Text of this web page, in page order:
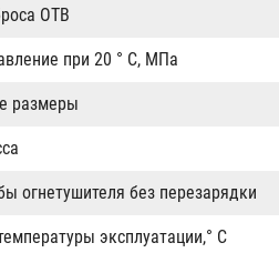
ОТВ
при 20 ° С, МПа
размеры
огнетушителя без перезарядки
эксплуатации,° С